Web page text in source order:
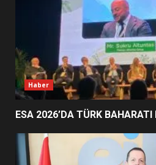
4
EDREMİT’İN
FİNALİNDE
5
UZATILDI: NE
Haber
ESA 2026’DA TÜRK